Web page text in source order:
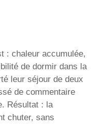
: chaleur accumulée,
de dormir dans la
leur séjour de deux
de commentaire
Résultat : la
chuter, sans